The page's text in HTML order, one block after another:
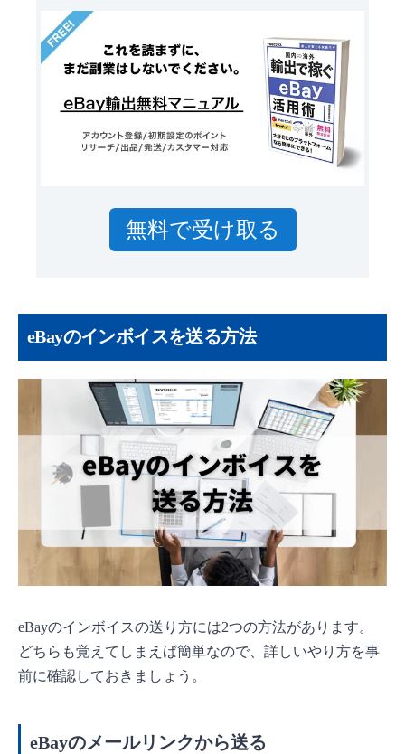
無料で受け取る
eBayのインボイスを送る方法
eBayのインボイスの送り方には2つの方法があります。
どちらも覚えてしまえば簡単なので、詳しいやり方を事
前に確認しておきましょう。
eBayのメールリンクから送る